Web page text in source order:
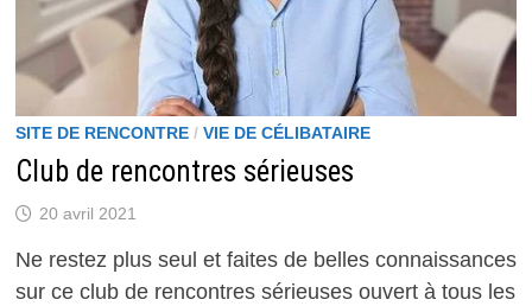
SITE DE RENCONTRE/ VIE DE CÉLIBATAIRE
Club de rencontres sérieuses
20 avril 2021
Ne restez plus seul et faites de belles connaissances
sur ce club de rencontres sérieuses ouvert à tous les